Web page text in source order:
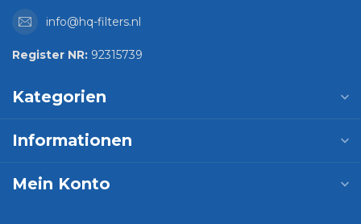
info@hq-filters.nl
Register NR: 92315739
Kategorien
Informationen
Mein Konto